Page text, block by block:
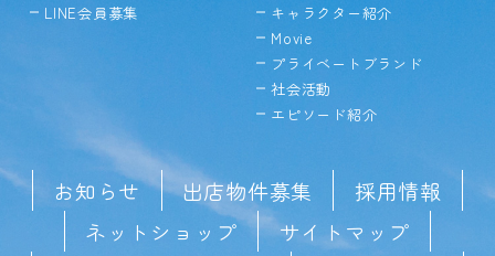
LINE会員募集
キャラクター紹介
Movie
プライベートブランド
社会活動
エピソード紹介
お知らせ 出店物件募集
採用情報
ネットショップ
サイトマップ